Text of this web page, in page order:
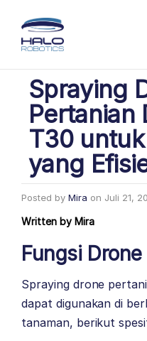
Spraying
Pertanian
T30
yang
Posted by Mira on Juli 21,
Written by Mira
Fungsi
Spraying drone
dapat digunakan di
tanaman, berikut